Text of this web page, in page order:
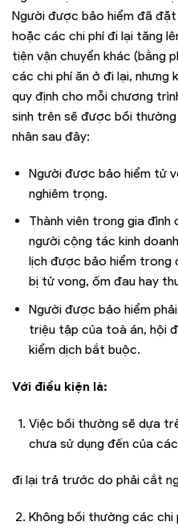
Người được bảo hiểm đã
hoặc các chi phí đi lại tăng
tiện vận chuyển khác (bằng
các chi phí ăn ở đi lại, nhưng
quy định cho mỗi chương
sinh trên sẽ được bồi
nhân sau đây:
Người được bảo hiểm tử
nghiêm trọng.
Thành viên trong gia đình
người cộng tác kinh
lịch được bảo hiểm trong
bị tử vong, ốm đau hay
Người được bảo hiểm
triệu tập của toà án, hội
kiểm dịch bắt buộc.
Với điều kiện là:
Việc bồi thường sẽ dựa
chưa sử dụng đến của
đi lại trả trước do phải cắt
Không bồi thường các